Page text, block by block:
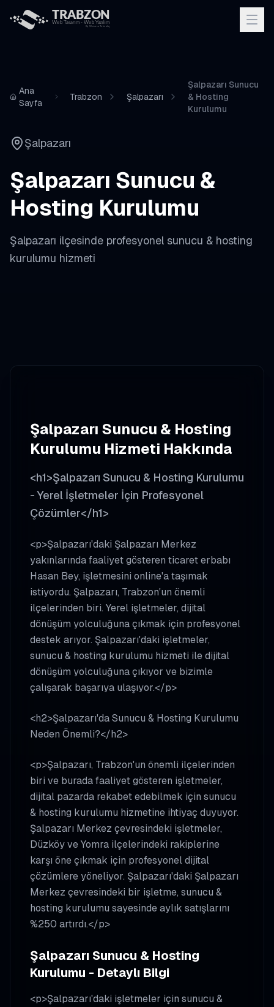
Ana
Sayfa
Trabzon Şalpazarı
Şalpazarı Sunucu
& Hosting
Kurulumu
Şalpazarı
Şalpazarı Sunucu &
Hosting Kurulumu
Şalpazarı ilçesinde profesyonel sunucu & hosting
kurulumu hizmeti
Şalpazarı Sunucu & Hosting
Kurulumu Hizmeti Hakkında
<h1>Şalpazarı Sunucu & Hosting Kurulumu
- Yerel İşletmeler İçin Profesyonel
Çözümler</h1>
<p>Şalpazarı'daki Şalpazarı Merkez
yakınlarında faaliyet gösteren ticaret erbabı
Hasan Bey, işletmesini online'a taşımak
istiyordu. Şalpazarı, Trabzon'un önemli
ilçelerinden biri. Yerel işletmeler, dijital
dönüşüm yolculuğuna çıkmak için profesyonel
destek arıyor. Şalpazarı'daki işletmeler,
sunucu & hosting kurulumu hizmeti ile dijital
dönüşüm yolculuğuna çıkıyor ve bizimle
çalışarak başarıya ulaşıyor.</p>
<h2>Şalpazarı'da Sunucu & Hosting Kurulumu
Neden Önemli?</h2>
<p>Şalpazarı, Trabzon'un önemli ilçelerinden
biri ve burada faaliyet gösteren işletmeler,
dijital pazarda rekabet edebilmek için sunucu
& hosting kurulumu hizmetine ihtiyaç duyuyor.
Şalpazarı Merkez çevresindeki işletmeler,
Düzköy ve Yomra ilçelerindeki rakiplerine
karşı öne çıkmak için profesyonel dijital
çözümlere yöneliyor. Şalpazarı'daki Şalpazarı
Merkez çevresindeki bir işletme, sunucu &
hosting kurulumu sayesinde aylık satışlarını
%250 artırdı.</p>
Şalpazarı Sunucu & Hosting
Kurulumu - Detaylı Bilgi
<p>Şalpazarı'daki işletmeler için sunucu &